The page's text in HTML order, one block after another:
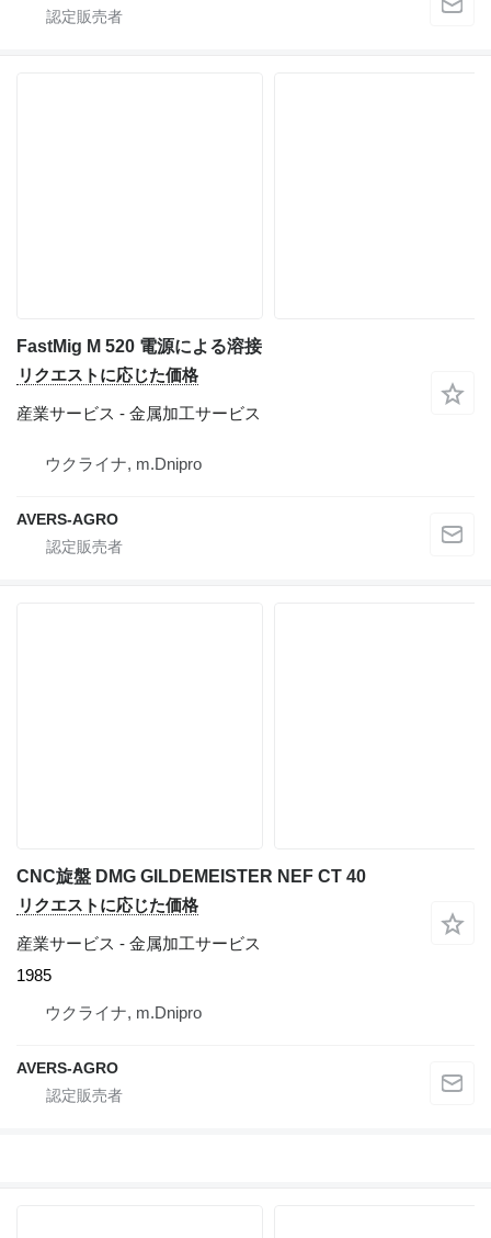
FastMig M 520 電源による溶接
リクエストに応じた価格
産業サービス - 金属加工サービス
ウクライナ, m.Dnipro
AVERS-AGRO
CNC旋盤 DMG GILDEMEISTER NEF CT 40
リクエストに応じた価格
産業サービス - 金属加工サービス
1985
ウクライナ, m.Dnipro
AVERS-AGRO